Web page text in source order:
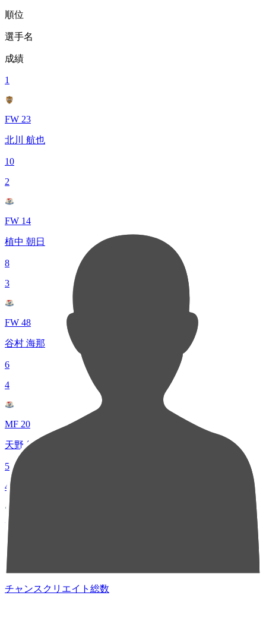
順位
選手名
成績
1
FW 23
北川 航也
10
2
FW 14
植中 朝日
8
3
FW 48
谷村 海那
6
4
MF 20
天野 純
5
4
FW 9
遠野 大弥
5
チャンスクリエイト総数